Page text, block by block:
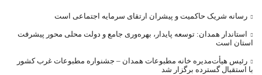
رسانه شریک حاکمیت و پیشران ارتقای سرمایه اجتماعی است
استاندار همدان: توسعه پایدار، بهره‌وری جامع و دولت محلی محور پیشرفت
استان است
رئیس هیأت‌مدیره خانه مطبوعات همدان – جشنواره مطبوعات غرب کشور
با استقبال گسترده برگزار شد